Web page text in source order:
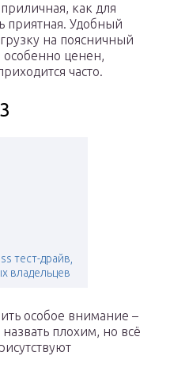
как для
приятная. Удобный
на поясничный
особенно ценен,
часто.
тест-драйв,
владельцев
особое внимание –
плохим, но всё